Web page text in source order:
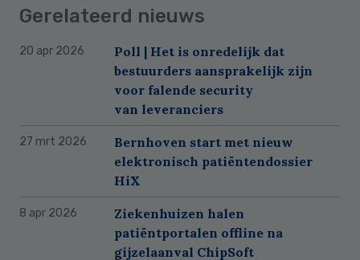
Gerelateerd nieuws
20 apr 2026
Poll | Het is onredelijk dat
bestuurders aansprakelijk zijn
voor falende security
van leveranciers
27 mrt 2026
Bernhoven start met nieuw
elektronisch patiëntendossier
HiX
8 apr 2026
Ziekenhuizen halen
patiëntportalen offline na
gijzelaanval ChipSoft